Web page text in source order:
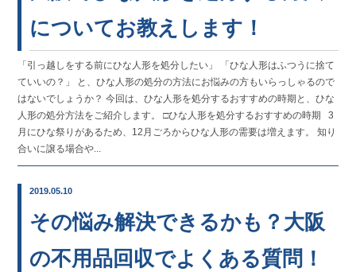
についてお教えします！
「引っ越しをする前にひな人形を処分したい」 「ひな人形はふつうに捨て
ていいの？」 と、ひな人形の処分の方法にお悩みの方もいらっしゃるので
はないでしょうか？ 今回は、ひな人形を処分するおすすめの時期と、ひな
人形の処分方法をご紹介します。 □ひな人形を処分するおすすめの時期 3
月にひな祭りがあるため、12月ごろからひな人形の需要は増えます。 知り
合いに譲る場合や...
2019.05.10
その悩み解決できるかも？大阪
の不用品回収でよくある質問！